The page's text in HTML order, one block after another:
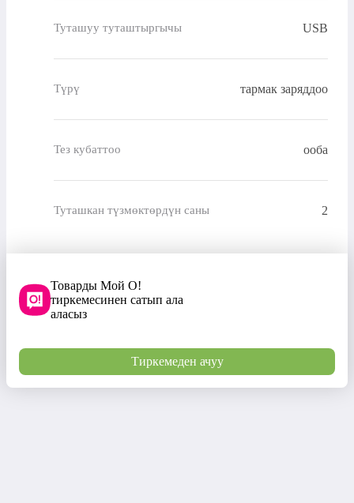
Туташуу туташтыргычы USB
Түрү тармак заряддоо
Тез кубаттоо ооба
Туташкан түзмөктөрдүн саны 2
Товарды Мой О!
тиркемесинен сатып ала
аласыз
Тиркемеден ачуу